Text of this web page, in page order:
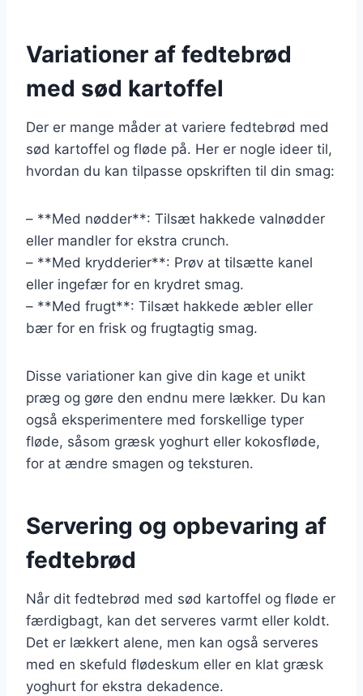
Variationer af fedtebrød
med sød kartoffel
Der er mange måder at variere fedtebrød med
sød kartoffel og fløde på. Her er nogle ideer til,
hvordan du kan tilpasse opskriften til din smag:
– **Med nødder**: Tilsæt hakkede valnødder
eller mandler for ekstra crunch.
– **Med krydderier**: Prøv at tilsætte kanel
eller ingefær for en krydret smag.
– **Med frugt**: Tilsæt hakkede æbler eller
bær for en frisk og frugtagtig smag.
Disse variationer kan give din kage et unikt
præg og gøre den endnu mere lækker. Du kan
også eksperimentere med forskellige typer
fløde, såsom græsk yoghurt eller kokosfløde,
for at ændre smagen og teksturen.
Servering og opbevaring af
fedtebrød
Når dit fedtebrød med sød kartoffel og fløde er
færdigbagt, kan det serveres varmt eller koldt.
Det er lækkert alene, men kan også serveres
med en skefuld flødeskum eller en klat græsk
yoghurt for ekstra dekadence.